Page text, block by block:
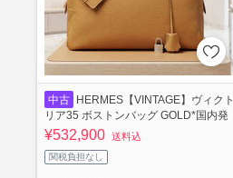
中古
HERMES【VINTAGE】ヴィクト
リア35 ボストンバッグ GOLD*国内発
送
¥532,900 送料込
関税負担なし